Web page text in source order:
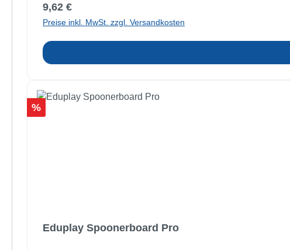
Regulärer Preis:
9,62 €
Preise inkl. MwSt. zzgl. Versandkosten
Rabatt
%
Eduplay Spoonerboard Pro